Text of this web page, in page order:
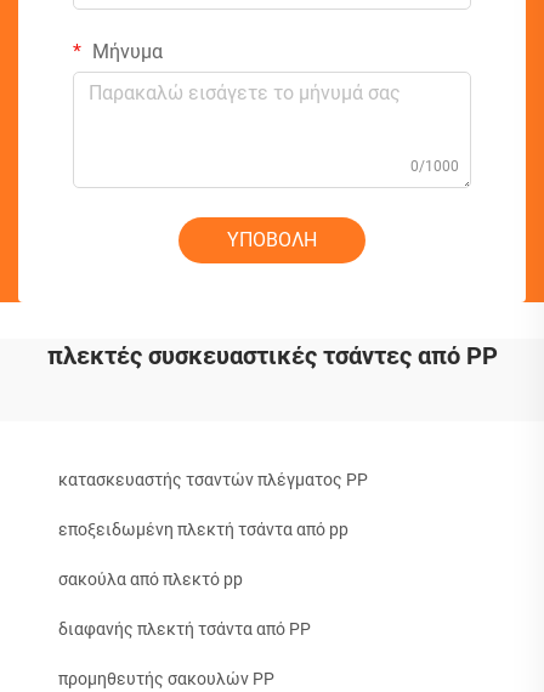
Μήνυμα
0/1000
ΥΠΟΒΟΛΗ
πλεκτές συσκευαστικές τσάντες από PP
κατασκευαστής τσαντών πλέγματος PP
εποξειδωμένη πλεκτή τσάντα από pp
σακούλα από πλεκτό pp
διαφανής πλεκτή τσάντα από PP
προμηθευτής σακουλών PP